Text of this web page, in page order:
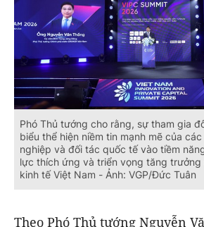
Phó Thủ tướng cho rằng, sự tham gia
biểu thể hiện niềm tin mạnh mẽ của
nghiệp và đối tác quốc tế vào tiềm
lực thích ứng và triển vọng tăng trưởng
kinh tế Việt Nam - Ảnh: VGP/Đức Tuân
Theo Phó Thủ tướng Nguyễn